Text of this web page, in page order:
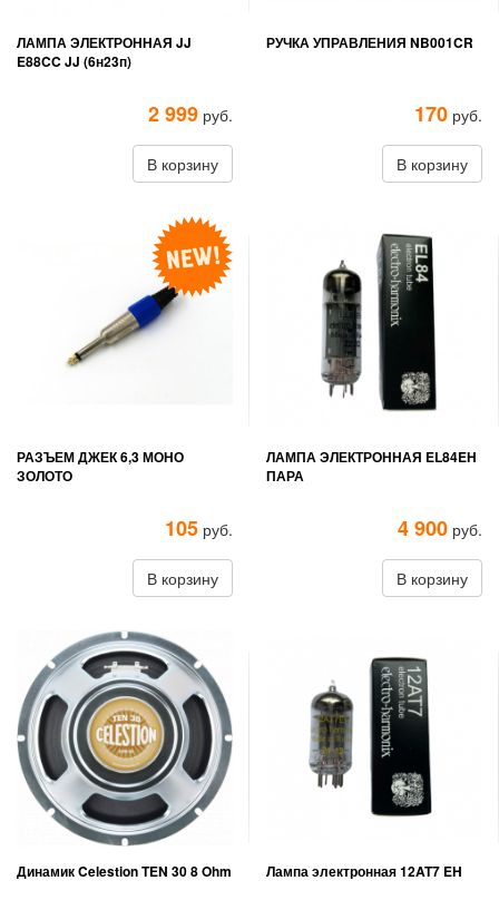
ЛАМПА ЭЛЕКТРОННАЯ JJ
E88CC JJ (6н23п)
2 999 руб.
В корзину
РУЧКА УПРАВЛЕНИЯ NB001CR
170 руб.
В корзину
РАЗЪЕМ ДЖЕК 6,3 МОНО
ЗОЛОТО
105 руб.
В корзину
ЛАМПА ЭЛЕКТРОННАЯ EL84EH
ПАРА
4 900 руб.
В корзину
Динамик Celestion TEN 30 8 Ohm Лампа электронная 12AT7 EH